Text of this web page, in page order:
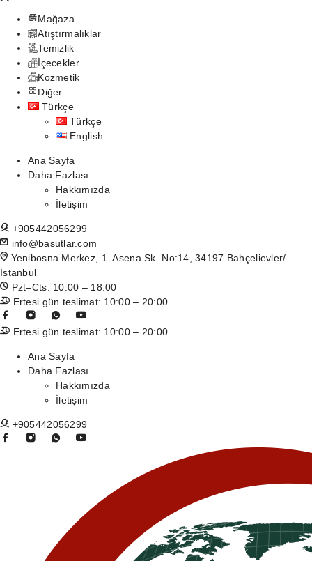
Mağaza
Atıştırmalıklar
Temizlik
İçecekler
Kozmetik
Diğer
Türkçe
Türkçe
English
Ana Sayfa
Daha Fazlası
Hakkımızda
İletişim
+905442056299
info@basutlar.com
Yenibosna Merkez, 1. Asena Sk. No:14, 34197 Bahçelievler/
İstanbul
Pzt–Cts: 10:00 – 18:00
Ertesi gün teslimat: 10:00 – 20:00
Ertesi gün teslimat: 10:00 – 20:00
Ana Sayfa
Daha Fazlası
Hakkımızda
İletişim
+905442056299